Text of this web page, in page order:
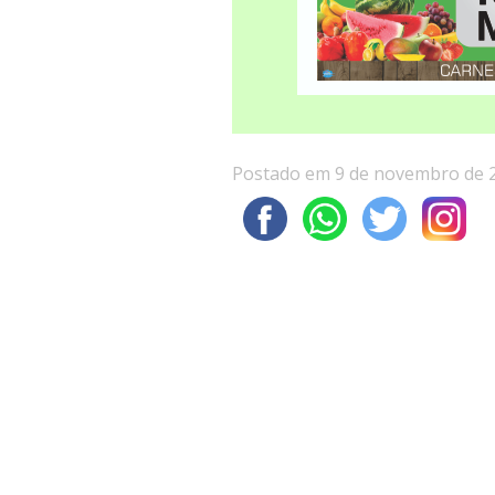
Postado em 9 de novembro de